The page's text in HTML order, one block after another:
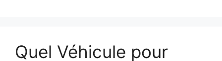
Quel Véhicule pour